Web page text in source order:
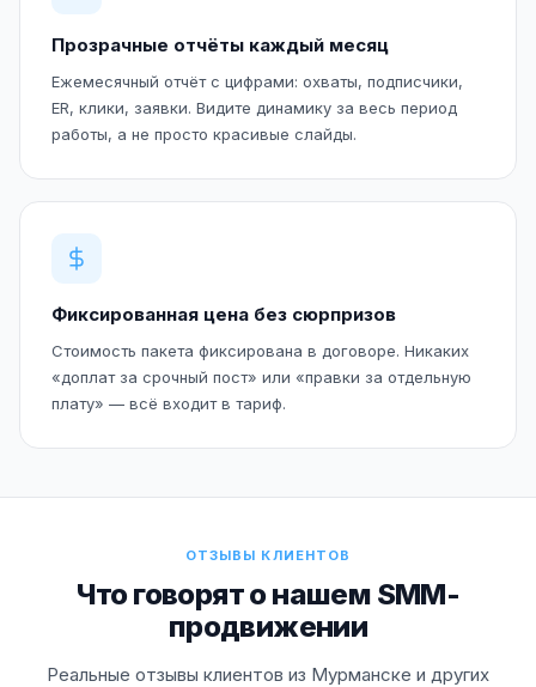
Прозрачные отчёты каждый месяц
Ежемесячный отчёт с цифрами: охваты, подписчики,
ER, клики, заявки. Видите динамику за весь период
работы, а не просто красивые слайды.
Фиксированная цена без сюрпризов
Стоимость пакета фиксирована в договоре. Никаких
«доплат за срочный пост» или «правки за отдельную
плату» — всё входит в тариф.
ОТЗЫВЫ КЛИЕНТОВ
Что говорят о нашем SMM-
продвижении
Реальные отзывы клиентов из Мурманске и других